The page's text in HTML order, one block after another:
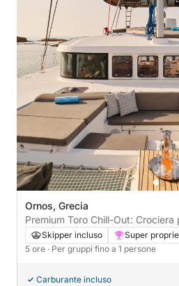
Ornos, Grecia
Premium Toro Chill-Out:
di 5 ore con servizio VIP
Skipper incluso Super
5 ore · Per gruppi fino a 1 persone
Carburante incluso